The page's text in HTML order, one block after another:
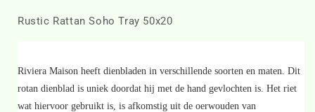
Tray
Tray
Rustic Rattan Soho Tray 50x20
Riviera Maison heeft dienbladen in verschillende soorten en maten. Dit
rotan dienblad is uniek doordat hij met de hand gevlochten is. Het riet
wat hiervoor gebruikt is, is afkomstig uit de oerwouden van